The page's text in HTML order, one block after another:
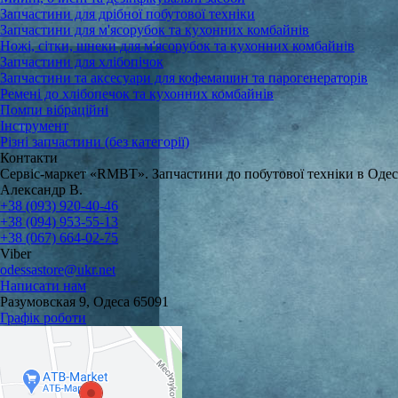
Запчастини для дрібної побутової техніки
Запчастини для м'ясорубок та кухонних комбайнів
Ножі, сітки, шнеки для м'ясорубок та кухонних комбайнів
Запчастини для хлібопічок
Запчастини та аксесуари для кофемашин та парогенераторів
Ремені до хлібопечок та кухонних комбайнів
Помпи вібраційні
Інструмент
Різні запчастини (без категорії)
Контакти
Сервіс-маркет «RMBT». Запчастини до побутової техніки в
Александр В.
+38 (093) 920-40-46
+38 (094) 953-55-13
+38 (067) 664-02-75
Viber
odessastore@ukr.net
Написати нам
Разумовская 9, Одеса 65091
Графік роботи